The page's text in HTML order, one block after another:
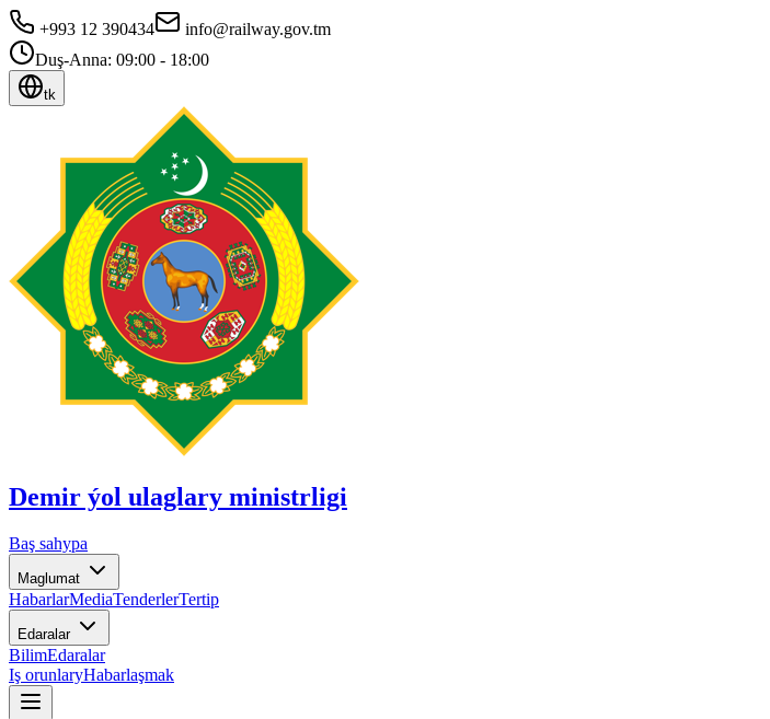
+993 12 390434
info@railway.gov.tm
Duş-Anna: 09:00 - 18:00
tk
Demir ýol ulaglary ministrligi
Baş sahypa
Maglumat
HabarlarMediaTenderlerTertip
Edaralar
BilimEdaralar
Iş orunlaryHabarlaşmak